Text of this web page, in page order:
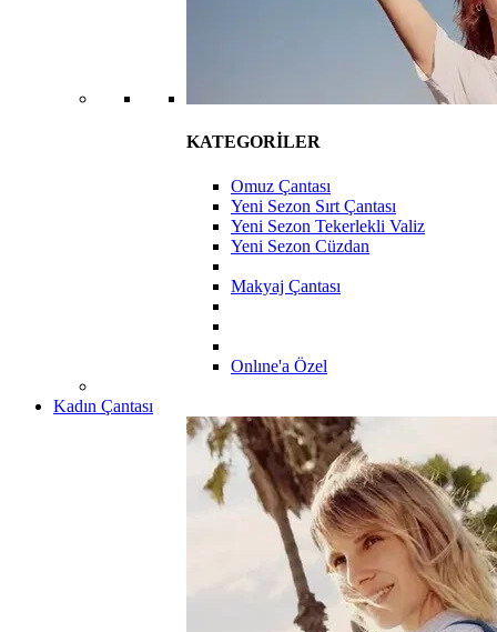
KATEGORİLER
Omuz Çantası
Yeni Sezon Sırt Çantası
Yeni Sezon Tekerlekli Valiz
Yeni Sezon Cüzdan
Makyaj Çantası
Onlıne'a Özel
Kadın Çantası